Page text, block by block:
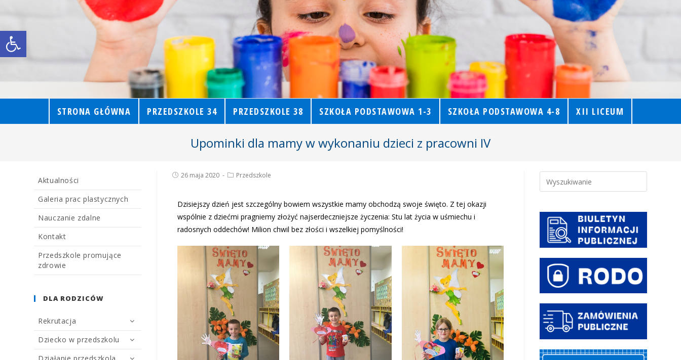
Open toolbar
STRONA GŁÓWNA PRZEDSZKOLE 34 PRZEDSZKOLE 38 SZKOŁA PODSTAWOWA 1-3 SZKOŁA PODSTAWOWA 4-8 XII LICEUM
Upominki dla mamy w wykonaniu dzieci z pracowni IV
26 maja 2020 Przedszkole
Dzisiejszy dzień jest szczególny bowiem wszystkie mamy obchodzą swoje święto. Z tej okazji
wspólnie z dziećmi pragniemy złożyć najserdeczniejsze życzenia: Stu lat życia w uśmiechu i
radosnych oddechów! Milion chwil bez złości i wszelkiej pomyślności!
Aktualności
Galeria prac plastycznych
Nauczanie zdalne
Kontakt
Przedszkole promujące
zdrowie
DLA RODZICÓW
Rekrutacja
Dziecko w przedszkolu